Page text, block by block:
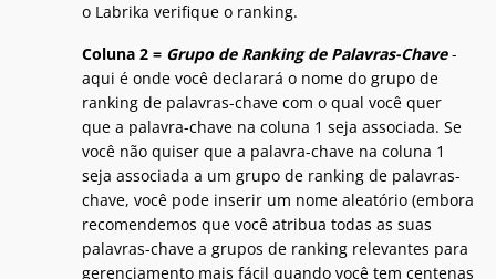
o Labrika verifique o ranking.
Coluna 2 = Grupo de Ranking de Palavras-Chave-
aqui é onde você declarará o nome do grupo de
ranking de palavras-chave com o qual você quer
que a palavra-chave na coluna 1 seja associada. Se
você não quiser que a palavra-chave na coluna 1
seja associada a um grupo de ranking de palavras-
chave, você pode inserir um nome aleatório (embora
recomendemos que você atribua todas as suas
palavras-chave a grupos de ranking relevantes para
gerenciamento mais fácil quando você tem centenas